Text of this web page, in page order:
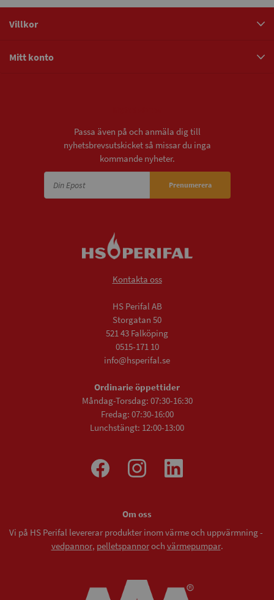
Villkor
Mitt konto
Passa även på och anmäla dig till
nyhetsbrevsutskicket så missar du inga
kommande nyheter.
Prenumerera
Kontakta oss
HS Perifal AB
Storgatan 50
521 43 Falköping
0515-171 10
info@hsperifal.se
Ordinarie öppettider
Måndag-Torsdag: 07:30-16:30
Fredag: 07:30-16:00
Lunchstängt: 12:00-13:00
Om oss
Vi på HS Perifal levererar produkter inom värme och uppvärmning -
vedpannor, pelletspannoroch värmepumpar.